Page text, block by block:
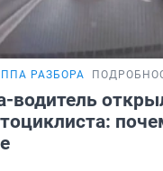
РАЗБОРА